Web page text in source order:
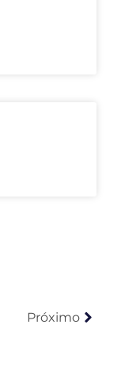
Próximo